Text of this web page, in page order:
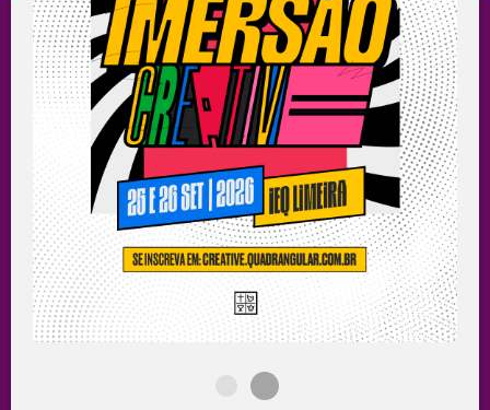
ÚLTIMAS
NOTÍCIAS